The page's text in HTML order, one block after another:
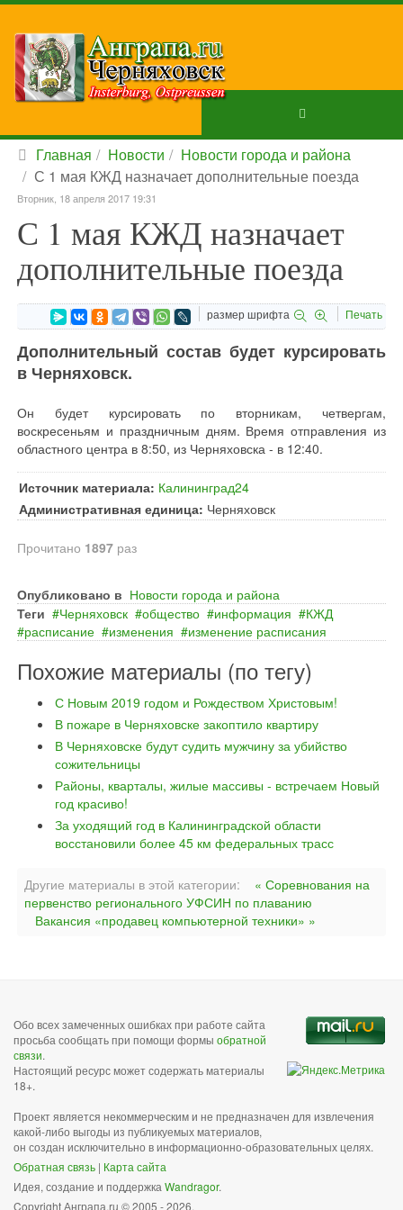
Главная Новости
Новости города и района
С 1 мая КЖД назначает дополнительные поезда
Вторник, 18 апреля 2017 19:31
С 1 мая КЖД назначает
дополнительные поезда
размер шрифта Печать
Дополнительный состав будет курсировать
в Черняховск.
Он будет курсировать по вторникам, четвергам,
воскресеньям и праздничным дням. Время отправления из
областного центра в 8:50, из Черняховска - в 12:40.
Источник материала: Калининград24
Административная единица: Черняховск
Прочитано 1897 раз
Опубликовано в Новости города и района
Теги
Черняховск общество информация
КЖД
расписание
изменения изменение расписания
Похожие материалы (по тегу)
С Новым 2019 годом и Рождеством Христовым!
В пожаре в Черняховске закоптило квартиру
В Черняховске будут судить мужчину за убийство
сожительницы
Районы, кварталы, жилые массивы - встречаем Новый
год красиво!
За уходящий год в Калининградской области
восстановили более 45 км федеральных трасс
Другие материалы в этой категории:
« Соревнования на
первенство регионального УФСИН по плаванию
Вакансия «продавец компьютерной техники» »
Обо всех замеченных ошибках при работе сайта
просьба сообщать при помощи формы обратной
связи.
Настоящий ресурс может содержать материалы
18+.
Проект является некоммерческим и не предназначен для извлечения
какой-либо выгоды из публикуемых материалов,
он создан исключительно в информационно-образовательных целях.
Обратная связь | Карта сайта
Идея, создание и поддержка Wandragor.
Copyright Анграпа.ru © 2005 - 2026.